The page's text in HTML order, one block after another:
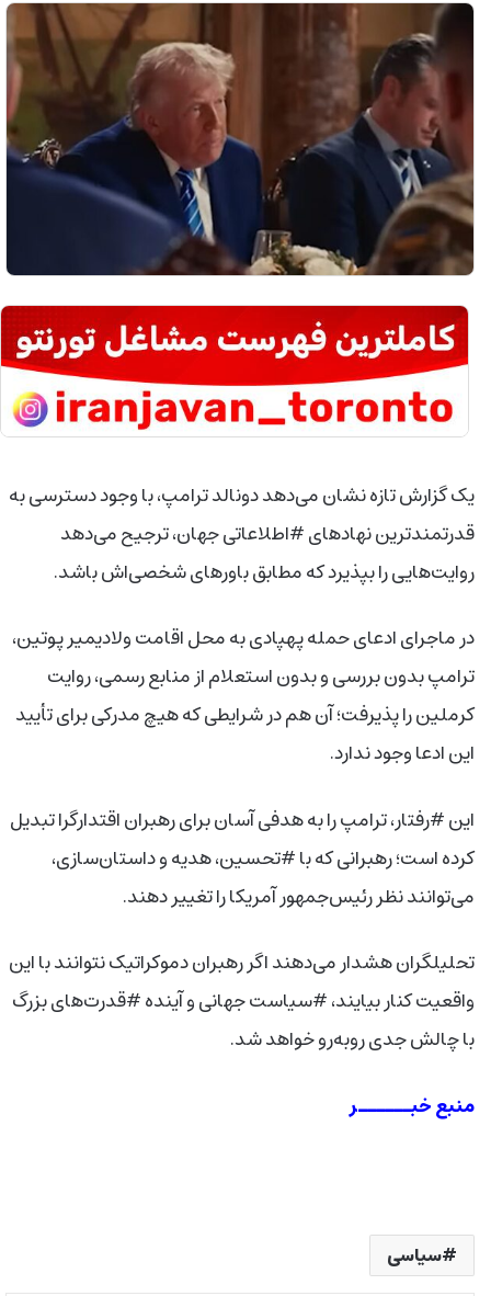
یک گزارش تازه نشان می‌دهد دونالد ترامپ، با وجود دسترسی به
قدرتمندترین نهادهای #اطلاعاتی جهان، ترجیح می‌دهد
روایت‌هایی را بپذیرد که مطابق باورهای شخصی‌اش باشد.
در ماجرای ادعای حمله پهپادی به محل اقامت ولادیمیر پوتین،
ترامپ بدون بررسی و بدون استعلام از منابع رسمی، روایت
کرملین را پذیرفت؛ آن هم در شرایطی که هیچ مدرکی برای تأیید
این ادعا وجود ندارد.
این #رفتار، ترامپ را به هدفی آسان برای رهبران اقتدارگرا تبدیل
کرده است؛ رهبرانی که با #تحسین، هدیه و داستان‌سازی،
می‌توانند نظر رئیس‌جمهور آمریکا را تغییر دهند.
تحلیلگران هشدار می‌دهند اگر رهبران دموکراتیک نتوانند با این
واقعیت کنار بیایند، #سیاست جهانی و آینده #قدرت‌های بزرگ
با چالش جدی روبه‌رو خواهد شد.
منبع خبــــــر
سیاسی